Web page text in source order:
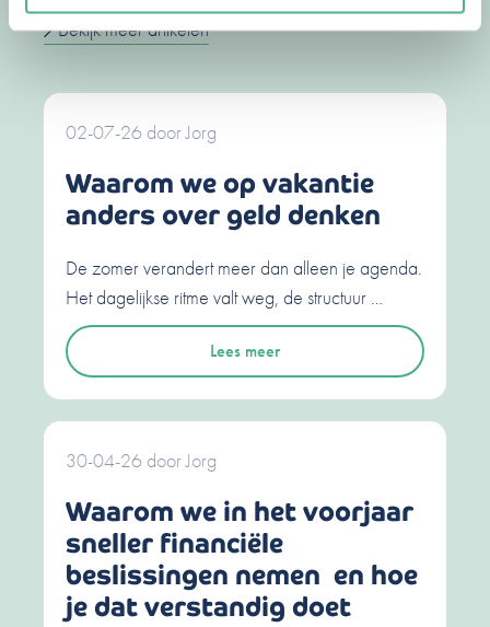
Bekijk meer artikelen
02-07-26 doorJorg
Waarom we op vakantie
anders over geld denken
De zomer verandert meer dan alleen je agenda.
Het dagelijkse ritme valt weg, de structuur …
Lees meer
30-04-26 doorJorg
Waarom we in het voorjaar
sneller financiële
beslissingen nemen en hoe
je dat verstandig doet